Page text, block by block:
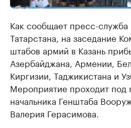
Как сообщает пресс-служба
Татарстана, на заседание
штабов армий в Казань
Азербайджана, Армении,
Киргизии, Таджикистана и
Мероприятие проходит под
начальника Генштаба
Валерия Герасимова.